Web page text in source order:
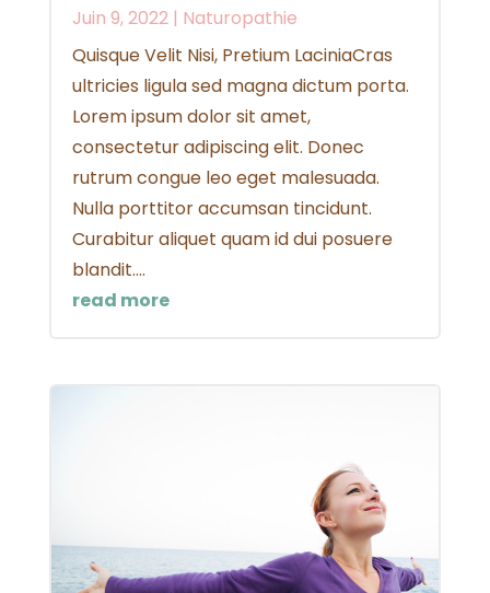
Juin 9, 2022| Naturopathie
Quisque Velit Nisi, Pretium LaciniaCras
ultricies ligula sed magna dictum porta.
Lorem ipsum dolor sit amet,
consectetur adipiscing elit. Donec
rutrum congue leo eget malesuada.
Nulla porttitor accumsan tincidunt.
Curabitur aliquet quam id dui posuere
blandit....
read more